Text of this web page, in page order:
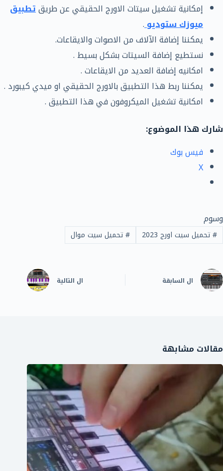
إمكانية تشغيل سيتات الاورج الحقيقي عن طريقتطبيق
ميوزك ستوديو.
يمكننا إضافة الآلاف من الاصوات والايقاعات.
نستطيع إضافة السيتات بشكل بسيط .
امكانيه إضافة العديد من الايقاعات .
يمكننا ربط هذا التطبيق بالاورج الحقيقي او ميدي كيبورد .
امكانية تشغيل الميكروفون في هذا التطبيق .
شارك هذا الموضوع:
فيس بوك
X
وسوم
#تحميل سيت اورج 2023 #تحميل سيت موال
ال السابقة ال التالية
مقالات مشابهة